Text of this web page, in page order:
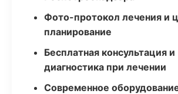
Фото-протокол лечения и
планирование
Бесплатная консультация и
диагностика при лечении
Современное